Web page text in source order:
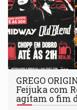
GREGO
Feijuka com
agitam o fim